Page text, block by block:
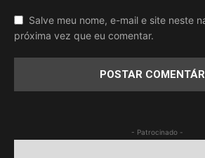
Salve meu nome, e-mail e site neste
próxima vez que eu comentar.
- Patrocinado -